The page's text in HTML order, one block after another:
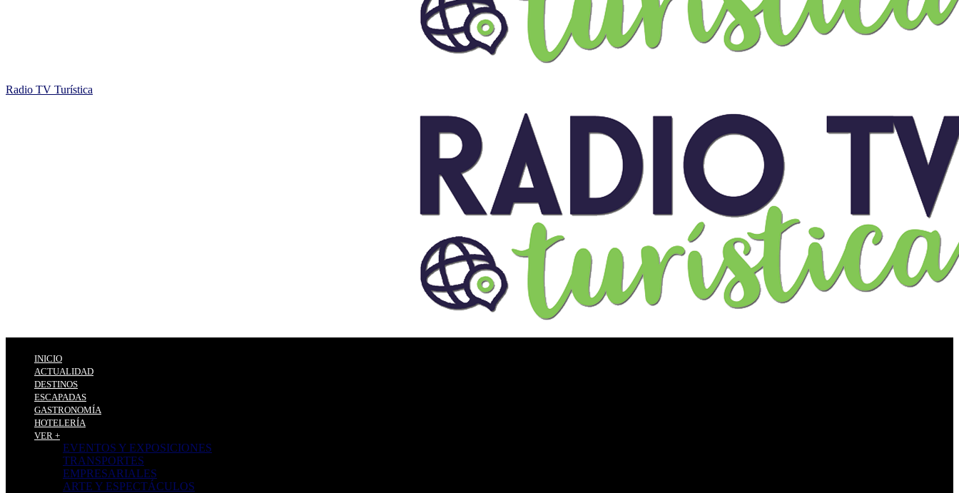
Radio TV Turística
INICIO
ACTUALIDAD
DESTINOS
ESCAPADAS
GASTRONOMÍA
HOTELERÍA
VER +
EVENTOS Y EXPOSICIONES
TRANSPORTES
EMPRESARIALES
ARTE Y ESPECTÁCULOS